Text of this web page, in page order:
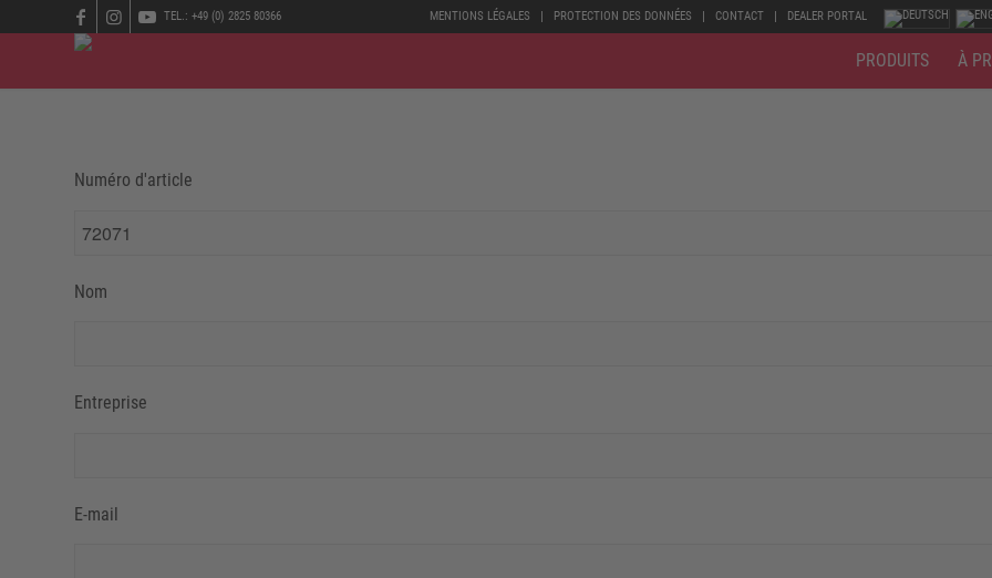
MENTIONS LÉGALES PROTECTION DES DONNÉES CONTACT DEALER PORTAL
TEL.: +49 (0) 2825 80366
PRODUITS À
Numéro d'article
Nom
Entreprise
E-mail